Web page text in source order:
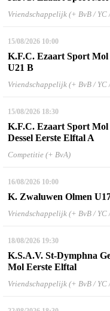
Vriendschappelijk (+ BvB / YC
15/08/2026 10:00
K.F.C. Ezaart Sport Mol
U21 B
Vriendschappelijk (+ BvB / YC
15/08/2026 18:30
K.F.C. Ezaart Sport
Dessel Eerste Elftal A
Competitie (+ BvA)
16/08/2026 10:00
K. Zwaluwen Olmen
Vriendschappelijk (+ BvB / YC
18/08/2026 19:30
K.S.A.V. St-Dymphna
Mol Eerste Elftal
Vriendschappelijk (+ BvB / YC